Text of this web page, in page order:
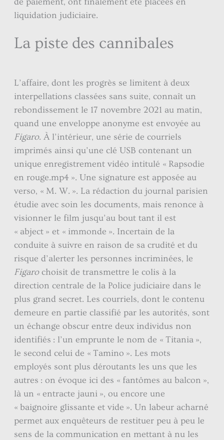
liquidation judiciaire.
La piste des cannibales
L’affaire, dont les progrès se limitent à deux
interpellations classées sans suite, connaît un
rebondissement le 17 novembre 2021 au matin,
quand une enveloppe anonyme est envoyée au
Figaro. À l’intérieur, une série de courriels
imprimés ainsi qu’une clé USB contenant un
unique enregistrement vidéo intitulé « Rapsodie
en rouge.mp4 ». Une signature est apposée au
verso, « M. W. ». La rédaction du journal parisien
étudie avec soin les documents, mais renonce à
visionner le film jusqu’au bout tant il est
« abject » et « immonde ». Incertain de la
conduite à suivre en raison de sa crudité et du
risque d’alerter les personnes incriminées, le
Figarochoisit de transmettre le colis à la
direction centrale de la Police judiciaire dans le
plus grand secret. Les courriels, dont le contenu
demeure en partie classifié par les autorités, sont
un échange obscur entre deux individus non
identifiés : l’un emprunte le nom de « Titania »,
le second celui de « Tamino ». Les mots
employés sont plus déroutants les uns que les
autres : on évoque ici des « fantômes au balcon »,
là un « entracte jauni », ou encore une
« baignoire glissante et vide ». Un labeur acharné
permet aux enquêteurs de restituer peu à peu le
sens de la communication en mettant à nu les